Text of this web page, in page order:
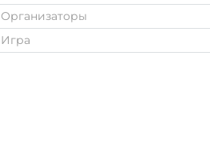
Организаторы
Игра